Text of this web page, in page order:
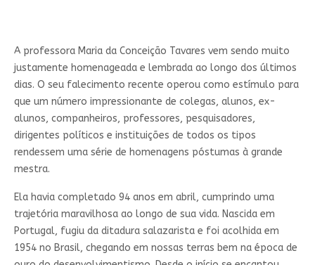
A professora Maria da Conceição Tavares vem sendo muito
justamente homenageada e lembrada ao longo dos últimos
dias. O seu falecimento recente operou como estímulo para
que um número impressionante de colegas, alunos, ex-
alunos, companheiros, professores, pesquisadores,
dirigentes políticos e instituições de todos os tipos
rendessem uma série de homenagens póstumas à grande
mestra.
Ela havia completado 94 anos em abril, cumprindo uma
trajetória maravilhosa ao longo de sua vida. Nascida em
Portugal, fugiu da ditadura salazarista e foi acolhida em
1954 no Brasil, chegando em nossas terras bem na época de